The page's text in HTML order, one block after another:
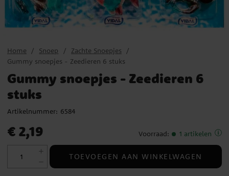
Home Snoep
Zachte Snoepjes
Gummy snoepjes - Zeedieren 6 stuks
Gummy snoepjes - Zeedieren 6
stuks
Artikelnummer: 6584
Prijs: € 2,19
€ 2,19 Voorraad: 1 artikelen
TOEVOEGEN AAN WINKELWAGEN